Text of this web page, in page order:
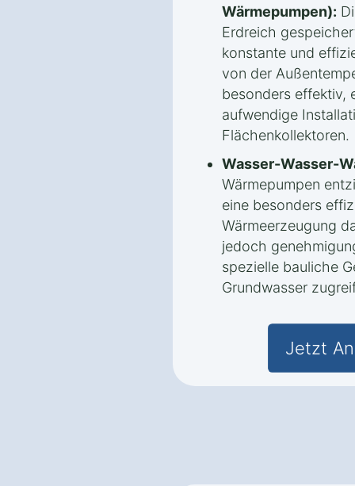
Wärmepumpen):
Erdreich
konstante und
von der
besonders effektiv,
aufwendige
Flächenkollektoren.
Wasser-Wasser-
Wärmepumpen
eine besonders
Wärmeerzeugung
jedoch
spezielle bauliche
Grundwasser
Jetzt